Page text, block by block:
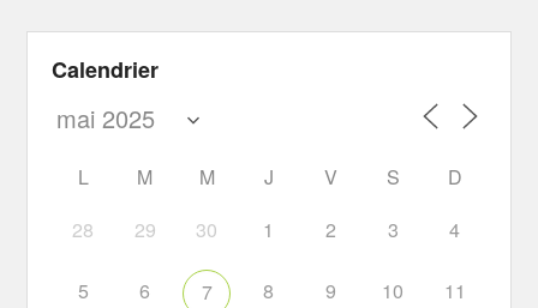
Calendrier
L M M J V S
D
28
29 30 1 2 3 4
5 6 7 8 9 10 11